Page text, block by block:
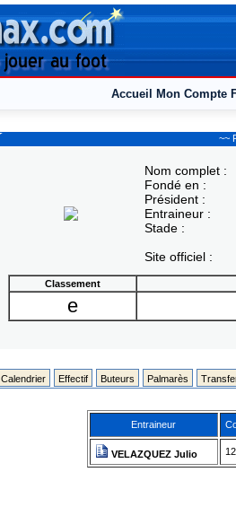
Accueil Mon Compte
~~
Nom complet :
Fondé en :
Président :
Entraineur :
Stade :
Site officiel :
Classement
e
Calendrier Effectif Buteurs Palmarès
Entraineur
VELAZQUEZ Julio